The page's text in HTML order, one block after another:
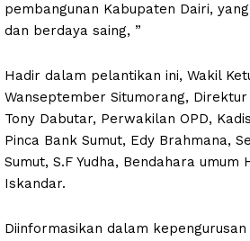
pembangunan Kabupaten Dairi,
dan berdaya saing, ”
Hadir dalam pelantikan ini, Wakil
Wanseptember Situmorang, Direktur
Tony Dabutar, Perwakilan OPD,
Pinca Bank Sumut, Edy Brahmana,
Sumut, S.F Yudha, Bendahara umum
Iskandar.
Diinformasikan dalam kepengurusan